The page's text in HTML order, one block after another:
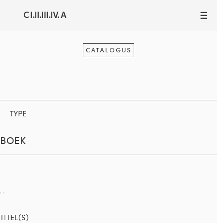
C I.II.III.IV. A III
CATALOGUS
TYPE
BOEK
TITEL(S)